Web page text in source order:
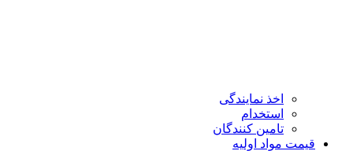
اخذ نمایندگی
استخدام
تامین کنندگان
قیمت مواد اولیه